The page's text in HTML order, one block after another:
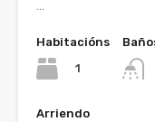
…
Habitacións
1
Arriendo